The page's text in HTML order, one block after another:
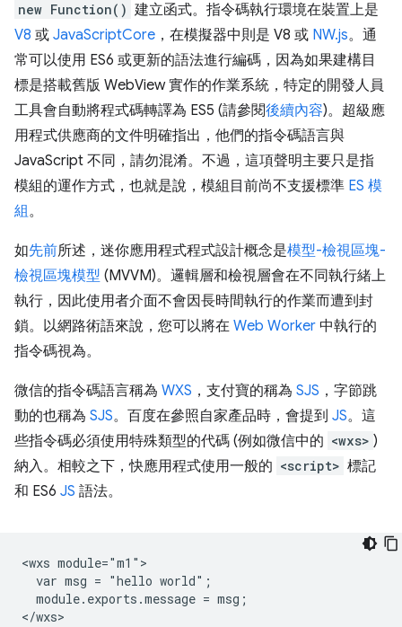
new Function() 建立函式。指令碼執行環境在裝置上是
V8 或 JavaScriptCore ，在模擬器中則是 V8 或 NW.js。通
常可以使用 ES6 或更新的語法進行編碼，因為如果建構目
標是搭載舊版 WebView 實作的作業系統，特定的開發人員
工具會自動將程式碼轉譯為 ES5 (請參閱後續內容)。超級應
用程式供應商的文件明確指出，他們的指令碼語言與
JavaScript 不同，請勿混淆。不過，這項聲明主要只是指
模組的運作方式，也就是說，模組目前尚不支援標準 ES 模
組。
如先前所述，迷你應用程式程式設計概念是模型-檢視區塊-
檢視區塊模型 (MVVM)。邏輯層和檢視層會在不同執行緒上
執行，因此使用者介面不會因長時間執行的作業而遭到封
鎖。以網路術語來說，您可以將在 Web Worker 中執行的
指令碼視為。
微信的指令碼語言稱為 WXS ，支付寶的稱為 SJS ，字節跳
動的也稱為 SJS。百度在參照自家產品時，會提到 JS。這
些指令碼必須使用特殊類型的代碼 (例如微信中的 <wxs> )
納入。相較之下，快應用程式使用一般的 <script> 標記
和 ES6 JS 語法。
<wxs module="m1">
  var msg = "hello world";
  module.exports.message = msg;
</wxs>